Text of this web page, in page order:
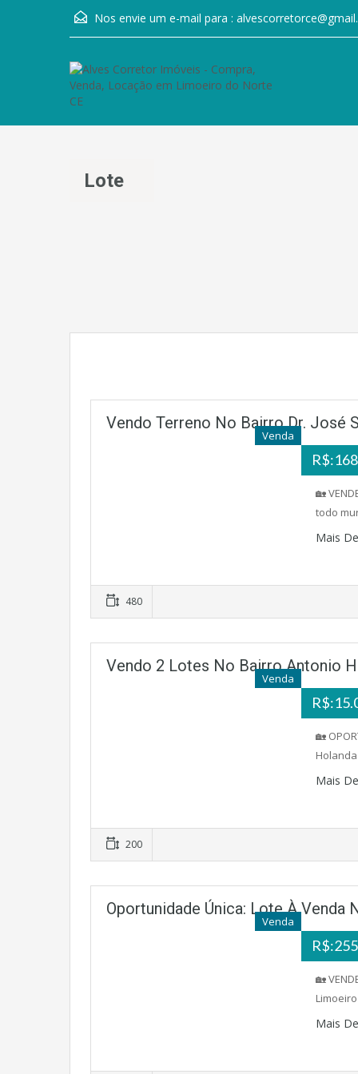
Nos envie um e-mail para :
Lote
Vendo Terreno No Bairro Dr. José
Venda
🏡
todo
Mais
480
Vendo 2 Lotes No Bairro Antonio
Venda
🏡
Mais
200
Oportunidade Única: Lote À
Venda
🏡
Mais